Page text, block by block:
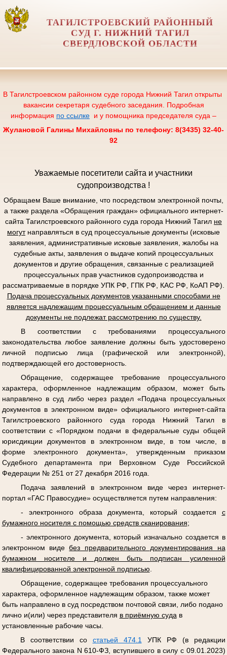
ТАГИЛСТРОЕВСКИЙ РАЙОННЫЙ
СУД Г. НИЖНИЙ ТАГИЛ
СВЕРДЛОВСКОЙ ОБЛАСТИ
В Тагилстроевском районном суде города Нижний Тагил открыты
вакансии секретаря судебного заседания. Подробная
информация по ссылке и у помощника председателя суда –
Жулановой Галины Михайловны по телефону: 8(3435) 32-40-
92
Уважаемые посетители сайта и участники
судопроизводства !
Обращаем Ваше внимание, что посредством электронной почты,
а также раздела «Обращения граждан» официального интернет-
сайта Тагилстроевского районного суда города Нижний Тагил не
могутнаправляться в суд процессуальные документы (исковые
заявления, административные исковые заявления, жалобы на
судебные акты, заявления о выдаче копий процессуальных
документов и другие обращения, связанные с реализацией
процессуальных прав участников судопроизводства и
рассматриваемые в порядке УПК РФ, ГПК РФ, КАС РФ, КоАП РФ).
Подача процессуальных документов указанными способами не
является надлежащим процессуальным обращением и данные
документы не подлежат рассмотрению по существу.
В соответствии с требованиями процессуального
законодательства любое заявление должны быть удостоверено
личной подписью лица (графической или электронной),
подтверждающей его достоверность.
Обращение, содержащее требование процессуального
характера, оформленное надлежащим образом, может быть
направлено в суд либо через раздел «Подача процессуальных
документов в электронном виде» официального интернет-сайта
Тагилстроевского районного суда города Нижний Тагил в
соответствии с «Порядком подачи в федеральные суды общей
юрисдикции документов в электронном виде, в том числе, в
форме электронного документа», утвержденным приказом
Судебного департамента при Верховном Суде Российской
Федерации № 251 от 27 декабря 2016 года.
Подача заявлений в электронном виде через интернет-
портал «ГАС Правосудие» осуществляется путем направления:
- электронного образа документа, который создается с
бумажного носителя с помощью средств сканирования;
- электронного документа, который изначально создается в
электронном видебез предварительного документирования на
бумажном носителе и должен быть подписан усиленной
квалифицированной электронной подписью
Обращение, содержащее требования процессуального
характера, оформленное надлежащим образом, также может
быть направлено в суд посредством почтовой связи, либо подано
лично и(или) через представителя в приёмную суда в
установленные рабочие часы.
В соответствии со статьей 474.1
УПК РФ (в редакции
Федерального закона N 610-ФЗ, вступившего в силу с 09.01.2023)